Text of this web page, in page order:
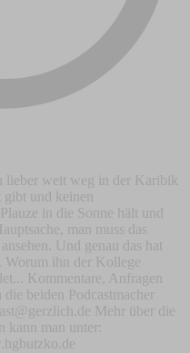
lieber weit weg in der Karibik
gibt und keinen
in die Sonne hält und
man muss das
Und genau das hat
Worum ihn der Kollege
Kommentare, Anfragen
beiden Podcastmacher
Mehr über die
kann man unter: